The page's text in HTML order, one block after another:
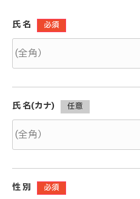
氏 名 必須
氏 名(カナ) 任意
性 別 必須